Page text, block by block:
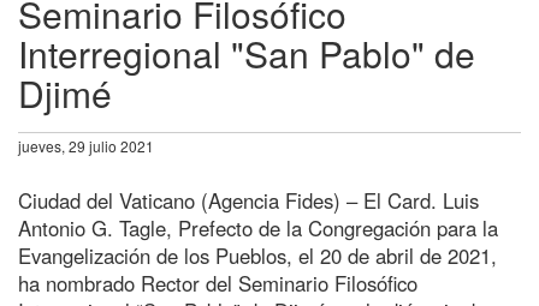
Seminario Filosófico
Interregional "San Pablo" de
Djimé
jueves, 29 julio 2021
Ciudad del Vaticano (Agencia Fides) – El Card. Luis
Antonio G. Tagle, Prefecto de la Congregación para la
Evangelización de los Pueblos, el 20 de abril de 2021,
ha nombrado Rector del Seminario Filosófico